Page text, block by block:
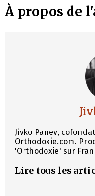
À propos de
Jivko Panev,
Orthodoxie.com.
'Orthodoxie' sur
Lire tous les